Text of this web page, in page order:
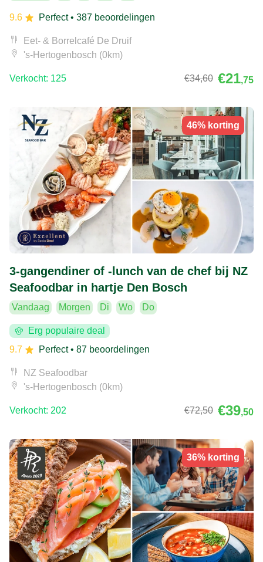
9.6 Perfect• 387 beoordelingen
Eet- & Borrelcafé De Druif
's-Hertogenbosch (0km)
Verkocht: 125 €34,60 €21,75
46% korting
3-gangendiner of -lunch van de chef bij NZ
Seafoodbar in hartje Den Bosch
Vandaag Morgen Di Wo Do
Erg populaire deal
9.7
Perfect• 87 beoordelingen
NZ Seafoodbar
's-Hertogenbosch (0km)
Verkocht: 202 €72,50 €39,50
36% korting